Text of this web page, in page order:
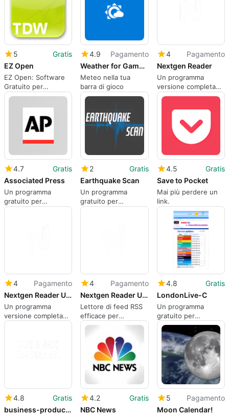
5
Gratis
EZ Open
EZ Open: Software
Gratuito per
Previsioni Meteo
4.9
Pagamento
Weather for Game Bar
Meteo nella tua
barra di gioco
4
Pagamento
Nextgen Reader
Un programma
versione completa
per Windows, di
4.7
Gratis
Associated Press
Un programma
gratuito per
Windows.
2
Gratis
Earthquake Scan
Un programma
gratuito per
Windows
4.5
Gratis
Save to Pocket
Mai più perdere un
link.
4
Pagamento
Nextgen Reader UWP
Un programma
versione completa
per Windows, di
4
Pagamento
Nextgen Reader UWP
Lettore di feed RSS
efficace per
computer personali
4.8
Gratis
LondonLive-C
Un programma
gratuito per
Windows
4.8
Gratis
business-productivity Insider
4.2
Gratis
NBC News
5
Pagamento
Moon Calendar!